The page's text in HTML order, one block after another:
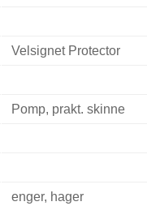
Velsignet Protector
Pomp, prakt. skinne
enger, hager